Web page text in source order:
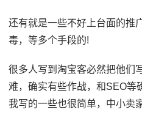
还有就是一些不好上台面的推
毒，等多个手段的!
很多人写到淘宝客必然把他们
难，确实有些作战，和SEO等
我写的一些也很简单，中小卖